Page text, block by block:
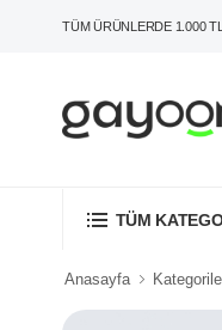
TÜM ÜRÜNLERDE 1.000
TÜM
Anasayfa